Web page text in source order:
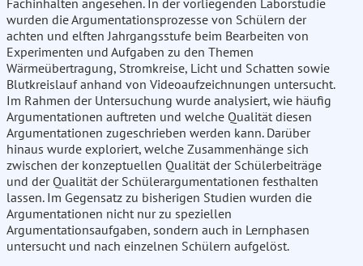
Fachinhalten angesehen. In der vorliegenden Laborstudie
wurden die Argumentationsprozesse von Schülern der
achten und elften Jahrgangsstufe beim Bearbeiten von
Experimenten und Aufgaben zu den Themen
Wärmeübertragung, Stromkreise, Licht und Schatten sowie
Blutkreislauf anhand von Videoaufzeichnungen untersucht.
Im Rahmen der Untersuchung wurde analysiert, wie häufig
Argumentationen auftreten und welche Qualität diesen
Argumentationen zugeschrieben werden kann. Darüber
hinaus wurde exploriert, welche Zusammenhänge sich
zwischen der konzeptuellen Qualität der Schülerbeiträge
und der Qualität der Schülerargumentationen festhalten
lassen. Im Gegensatz zu bisherigen Studien wurden die
Argumentationen nicht nur zu speziellen
Argumentationsaufgaben, sondern auch in Lernphasen
untersucht und nach einzelnen Schülern aufgelöst.